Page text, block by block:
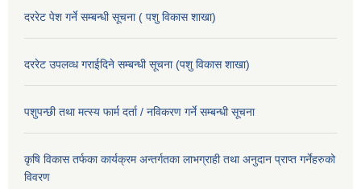
दररेट पेश गर्ने सम्बन्धी सूचना ( पशु विकास शाखा)
दररेट उपलव्ध गराईदिने सम्बन्धी सूचना (पशु विकास शाखा)
पशुपन्छी तथा मत्स्य फार्म दर्ता / नविकरण गर्ने सम्बन्धी सूचना
कृषि विकास तर्फका कार्यक्रम अन्तर्गतका लाभग्राही तथा अनुदान प्राप्त गर्नेहरुको
विवरण